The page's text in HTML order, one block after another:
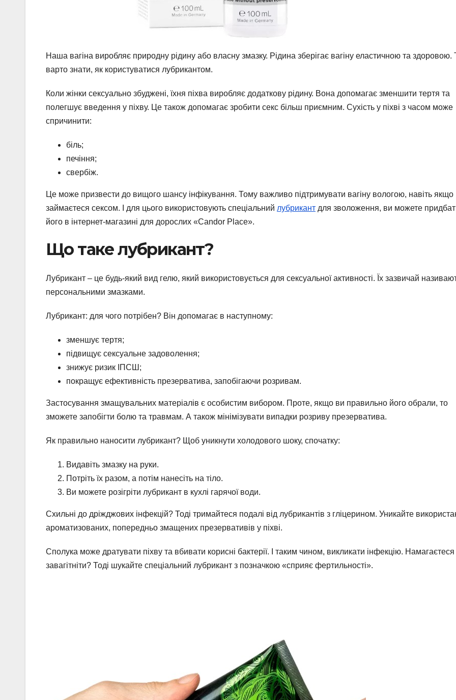
Наша вагіна виробляє природну рідину або власну змазку. Рідина зберігає вагіну еластичною та здоровою.
варто знати, як користуватися лубрикантом.
Коли жінки сексуально збуджені, їхня піхва виробляє додаткову рідину. Вона допомагає зменшити тертя та
полегшує введення у піхву. Це також допомагає зробити секс більш приємним. Сухість у піхві з часом може
спричинити:
біль;
печіння;
свербіж.
Це може призвести до вищого шансу інфікування. Тому важливо підтримувати вагіну вологою, навіть якщо
займаєтеся сексом. І для цього використовують спеціальний лубрикант для зволоження, ви можете
його в інтернет-магазині для дорослих «Candor Place».
Що таке лубрикант?
Лубрикант – це будь-який вид гелю, який використовується для сексуальної активності. Їх зазвичай
персональними змазками.
Лубрикант: для чого потрібен? Він допомагає в наступному:
зменшує тертя;
підвищує сексуальне задоволення;
знижує ризик ІПСШ;
покращує ефективність презерватива, запобігаючи розривам.
Застосування змащувальних матеріалів є особистим вибором. Проте, якщо ви правильно його обрали, то
зможете запобігти болю та травмам. А також мінімізувати випадки розриву презерватива.
Як правильно наносити лубрикант? Щоб уникнути холодового шоку, спочатку:
Видавіть змазку на руки.
Потріть їх разом, а потім нанесіть на тіло.
Ви можете розігріти лубрикант в кухлі гарячої води.
Схильні до дріжджових інфекцій? Тоді тримайтеся подалі від лубрикантів з гліцерином. Уникайте
ароматизованих, попередньо змащених презервативів у піхві.
Сполука може дратувати піхву та вбивати корисні бактерії. І таким чином, викликати інфекцію. Намагаєтеся
завагітніти? Тоді шукайте спеціальний лубрикант з позначкою «сприяє фертильності».